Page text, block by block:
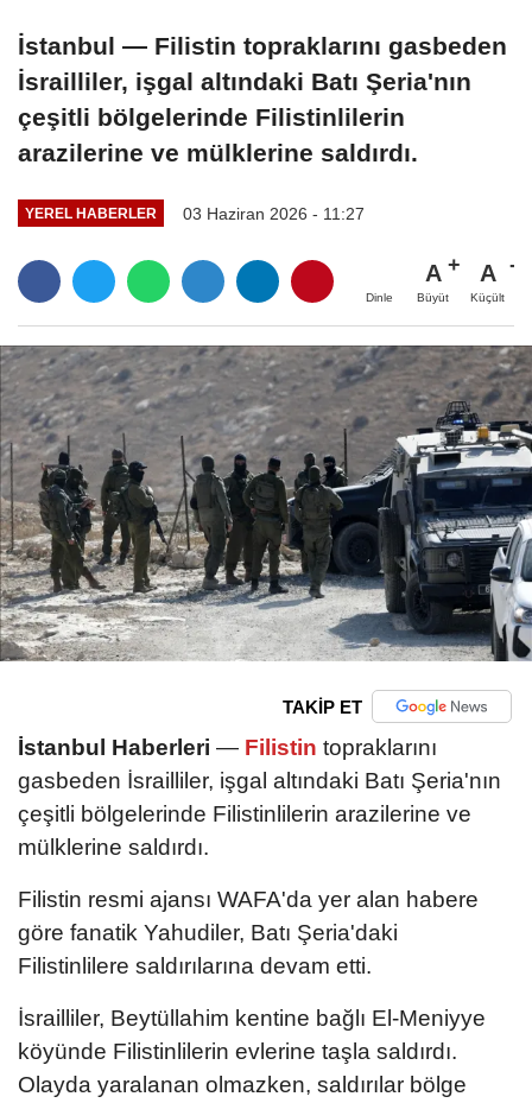
İstanbul — Filistin topraklarını gasbeden
İsrailliler, işgal altındaki Batı Şeria'nın
çeşitli bölgelerinde Filistinlilerin
arazilerine ve mülklerine saldırdı.
YEREL HABERLER 03 Haziran 2026 - 11:27
Dinle
A
Büyüt
A
Küçült
TAKİP ET
İstanbul Haberleri — Filistin topraklarını
gasbeden İsrailliler, işgal altındaki Batı Şeria'nın
çeşitli bölgelerinde Filistinlilerin arazilerine ve
mülklerine saldırdı.
Filistin resmi ajansı WAFA'da yer alan habere
göre fanatik Yahudiler, Batı Şeria'daki
Filistinlilere saldırılarına devam etti.
İsrailliler, Beytüllahim kentine bağlı El-Meniyye
köyünde Filistinlilerin evlerine taşla saldırdı.
Olayda yaralanan olmazken, saldırılar bölge